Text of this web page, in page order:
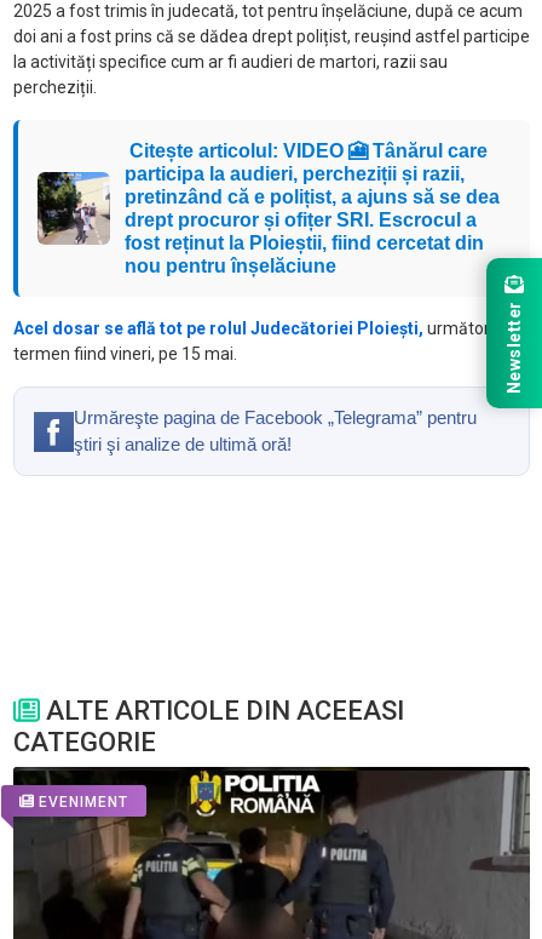
2025 a fost trimis în judecată, tot pentru înșelăciune, după ce acum
doi ani a fost prins că se dădea drept polițist, reușind astfel participe
la activități specifice cum ar fi audieri de martori, razii sau
percheziții.
Citește articolul: VIDEO 🎦 Tânărul care
participa la audieri, percheziții și razii,
pretinzând că e polițist, a ajuns să se dea
drept procuror și ofițer SRI. Escrocul a
fost reținut la Ploieștii, fiind cercetat din
nou pentru înșelăciune
Acel dosar se află tot pe rolul Judecătoriei Ploiești, următorul
termen fiind vineri, pe 15 mai.
Urmăreşte pagina de Facebook „Telegrama” pentru
ştiri şi analize de ultimă oră!
ALTE ARTICOLE DIN ACEEASI
CATEGORIE
EVENIMENT
Newsletter